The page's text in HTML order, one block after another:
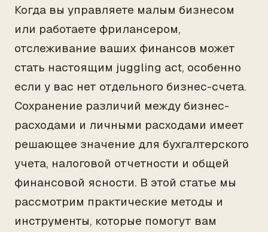
Когда вы управляете малым бизнесом
или работаете фрилансером,
отслеживание ваших финансов может
стать настоящим juggling act, особенно
если у вас нет отдельного бизнес-счета.
Сохранение различий между бизнес-
расходами и личными расходами имеет
решающее значение для бухгалтерского
учета, налоговой отчетности и общей
финансовой ясности. В этой статье мы
рассмотрим практические методы и
инструменты, которые помогут вам